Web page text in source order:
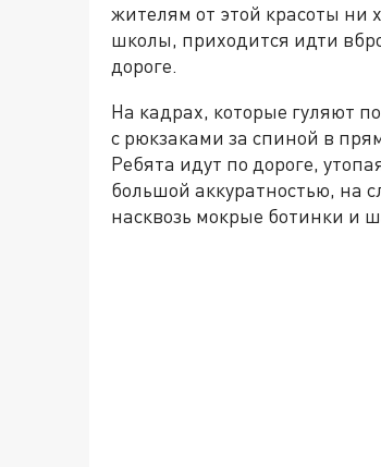
жителям от этой красоты ни
школы, приходится идти
дороге.
На кадрах, которые гуляют
с рюкзаками за спиной в
Ребята идут по дороге,
большой аккуратностью, на
насквозь мокрые ботинки и